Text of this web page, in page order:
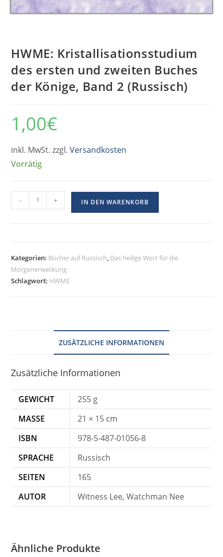
HWME: Kristallisationsstudium
des ersten und zweiten Buches
der Könige, Band 2 (Russisch)
1,00€
inkl. MwSt. zzgl.Versandkosten
Vorrätig
- + IN DEN WARENKORB
Kategorien: Bücher auf Russisch, Das heilige Wort für die
Morgenerweckung
Schlagwort: HWME
ZUSÄTZLICHE INFORMATIONEN
Zusätzliche Informationen
GEWICHT
255 g
MASSE
21 × 15 cm
ISBN
978-5-487-01056-8
SPRACHE
Russisch
SEITEN
165
AUTOR
Witness Lee, Watchman Nee
Ähnliche Produkte